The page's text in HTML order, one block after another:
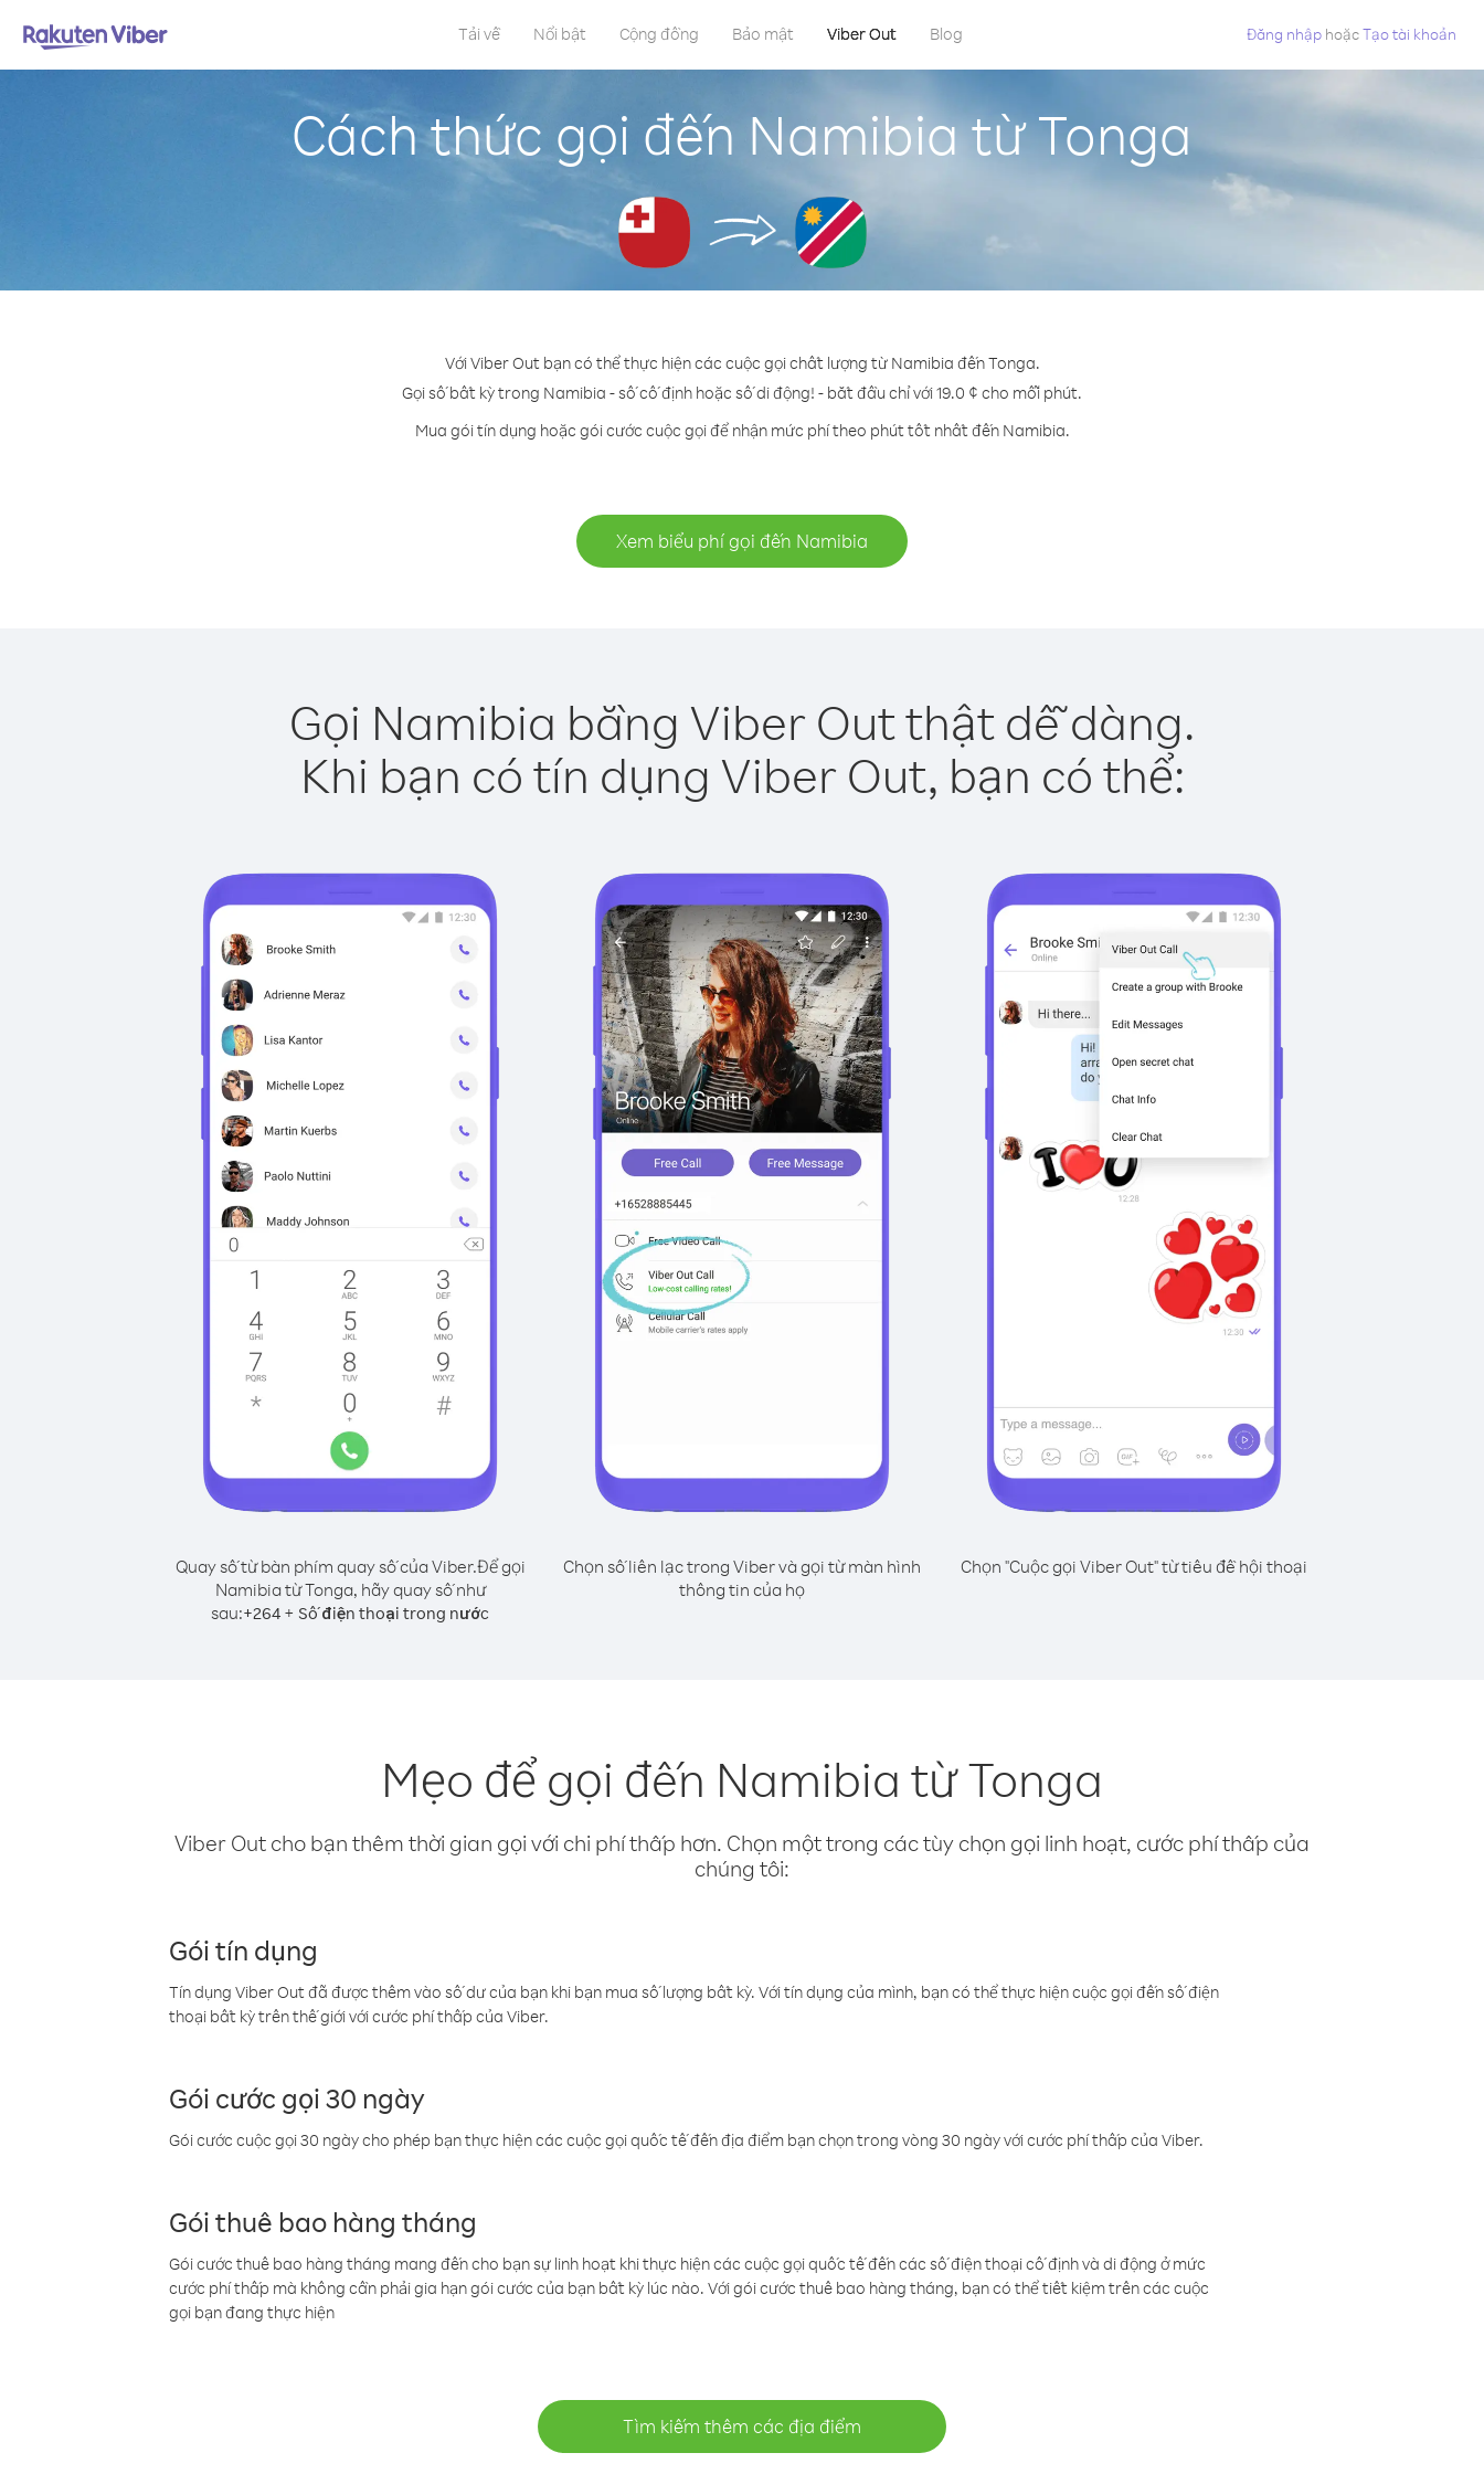
Tải về Nổi bật Cộng đồng Bảo mật Viber Out Blog Đăng nhập hoặcTạo tài khoản
Cách thức gọi đến Namibia từ Tonga
Với Viber Out bạn có thể thực hiện các cuộc gọi chất lượng từ Namibia đến Tonga.
Gọi số bất kỳ trong Namibia - số cố định hoặc số di động! - bắt đầu chỉ với 19.0 ¢ cho mỗi phút.
Mua gói tín dụng hoặc gói cước cuộc gọi để nhận mức phí theo phút tốt nhất đến Namibia.
Xem biểu phí gọi đến Namibia
Gọi Namibia bằng Viber Out thật dễ dàng.
Khi bạn có tín dụng Viber Out, bạn có thể:
Quay số từ bàn phím quay số của Viber.Để gọi
Namibia từ Tonga, hãy quay số như
sau:+264 + Số điện thoại trong nước
Chọn số liên lạc trong Viber và gọi từ màn hình
thông tin của họ
Chọn "Cuộc gọi Viber Out" từ tiêu đề hội thoại
Mẹo để gọi đến Namibia từ Tonga
Viber Out cho bạn thêm thời gian gọi với chi phí thấp hơn. Chọn một trong các tùy chọn gọi linh hoạt, cước phí thấp của
chúng tôi:
Gói tín dụng
Tín dụng Viber Out đã được thêm vào số dư của bạn khi bạn mua số lượng bất kỳ. Với tín dụng của mình, bạn có thể thực hiện cuộc gọi đến số điện
thoại bất kỳ trên thế giới với cước phí thấp của Viber.
Gói cước gọi 30 ngày
Gói cước cuộc gọi 30 ngày cho phép bạn thực hiện các cuộc gọi quốc tế đến địa điểm bạn chọn trong vòng 30 ngày với cước phí thấp của Viber.
Gói thuê bao hàng tháng
Gói cước thuê bao hàng tháng mang đến cho bạn sự linh hoạt khi thực hiện các cuộc gọi quốc tế đến các số điện thoại cố định và di động ở mức
cước phí thấp mà không cần phải gia hạn gói cước của bạn bất kỳ lúc nào. Với gói cước thuê bao hàng tháng, bạn có thể tiết kiệm trên các cuộc
gọi bạn đang thực hiện
Tìm kiếm thêm các địa điểm